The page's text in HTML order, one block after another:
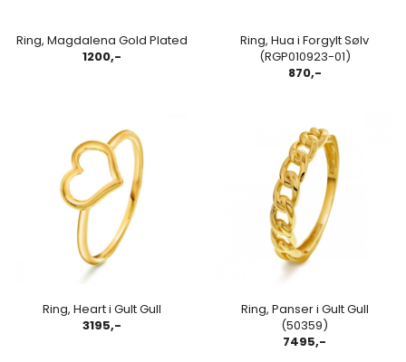
Ring, Magdalena Gold Plated
1200,-
Ring, Hua i Forgylt Sølv
(RGP010923-01)
870,-
Ring, Heart i Gult Gull
3195,-
Ring, Panser i Gult Gull
(50359)
7495,-